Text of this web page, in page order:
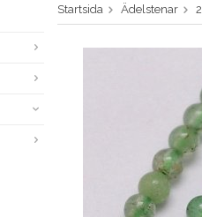
Startsida Ädelstenar